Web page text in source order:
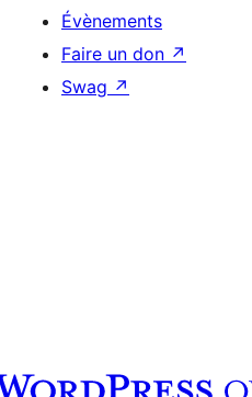
Évènements
Faire un don ↗
Swag ↗